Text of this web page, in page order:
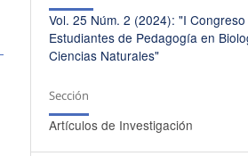
Vol. 25 Núm. 2 (2024): "I Congreso
Estudiantes de Pedagogía en
Ciencias Naturales"
Sección
Artículos de Investigación